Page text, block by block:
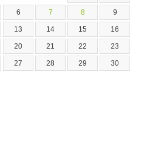
6 7 8 9
13 14 15 16
20 21 22 23
27 28 29 30